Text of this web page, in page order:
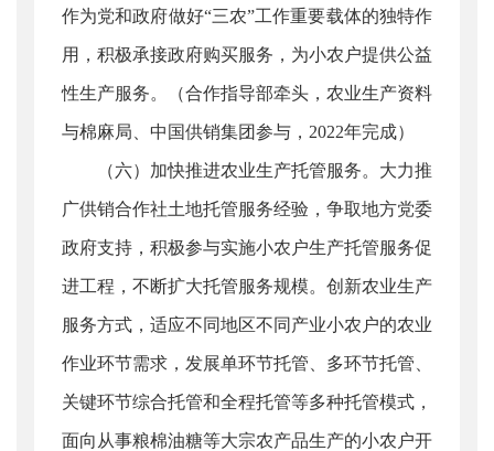
作为党和政府做好“三农”工作重要载体的独特作
用，积极承接政府购买服务，为小农户提供公益
性生产服务。（合作指导部牵头，农业生产资料
与棉麻局、中国供销集团参与，2022年完成）
（六）加快推进农业生产托管服务。大力推
广供销合作社土地托管服务经验，争取地方党委
政府支持，积极参与实施小农户生产托管服务促
进工程，不断扩大托管服务规模。创新农业生产
服务方式，适应不同地区不同产业小农户的农业
作业环节需求，发展单环节托管、多环节托管、
关键环节综合托管和全程托管等多种托管模式，
面向从事粮棉油糖等大宗农产品生产的小农户开